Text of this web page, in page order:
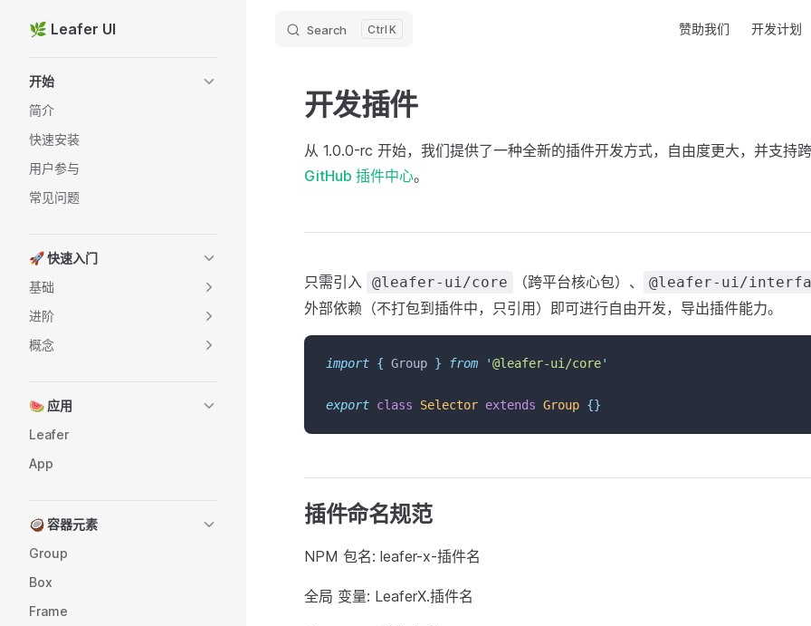
Skip to content
🌿 Leafer UI Search K 赞助我们 开发计划
开始
简介
快速安装
用户参与
常见问题
🚀 快速入门
基础
进阶
概念
🍉 应用
Leafer
App
🥥 容器元素
Group
Box
Frame
开发插件
从 1.0.0-rc 开始，我们提供了一种全新的插件开发方式，自由度更大，并支持
GitHub 插件中心。
只需引入 @leafer-ui/core （跨平台核心包）、 @leafer-ui/
外部依赖（不打包到插件中，只引用）即可进行自由开发，导出插件能力。
import { Group } from '@leafer-ui/core'
export class Selector extends Group {}
插件命名规范
NPM 包名: leafer-x-插件名
全局 变量: LeaferX.插件名